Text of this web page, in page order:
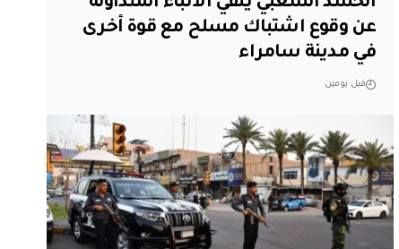
عن وقوع اشتباك مسلح مع قوة أخرى
في مدينة سامراء
قبل يومين